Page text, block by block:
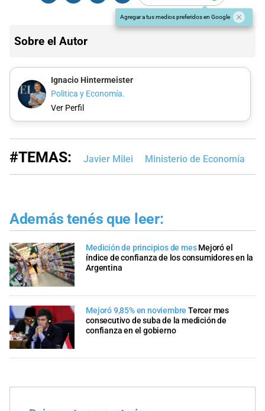
Agregar a tus medios preferidos en Google
Sobre el Autor
Ignacio Hintermeister
Politica y Economía.
Ver Perfil
#TEMAS: Javier Milei Ministerio de Economía
Además tenés que leer:
Medición de principios de mes Mejoró el
índice de confianza de los consumidores en la
Argentina
Mejoró 9,85% en noviembre Tercer mes
consecutivo de suba de la medición de
confianza en el gobierno